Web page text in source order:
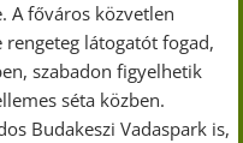
A főváros közvetlen
látogatót fogad,
szabadon figyelhetik
séta közben.
Budakeszi Vadaspark is,